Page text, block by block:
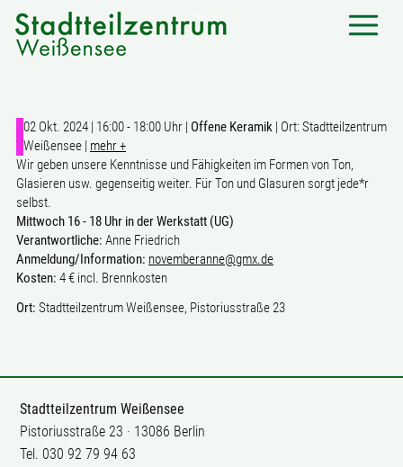
02 Okt. 2024 | 16:00 - 18:00 Uhr | Offene Keramik | Ort: Stadtteilzentrum
Weißensee | mehr +
Wir geben unsere Kenntnisse und Fähigkeiten im Formen von Ton,
Glasieren usw. gegenseitig weiter. Für Ton und Glasuren sorgt jede*r
selbst.
Mittwoch 16 - 18 Uhr in der Werkstatt (UG)
Verantwortliche: Anne Friedrich
Anmeldung/Information: novemberanne@gmx.de
Kosten: 4 € incl. Brennkosten
Ort: Stadtteilzentrum Weißensee, Pistoriusstraße 23
Stadtteilzentrum Weißensee
Pistoriusstraße 23 · 13086 Berlin
Tel. 030 92 79 94 63